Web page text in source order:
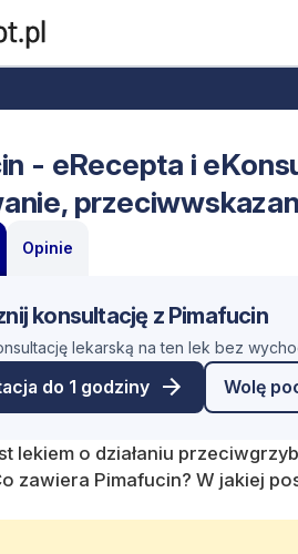
- eRecepta i
Opinie
konsultację z Pimafucin
lekarską na ten lek bez
do 1 godziny Wolę
lekiem o działaniu
zawiera Pimafucin? W jakiej